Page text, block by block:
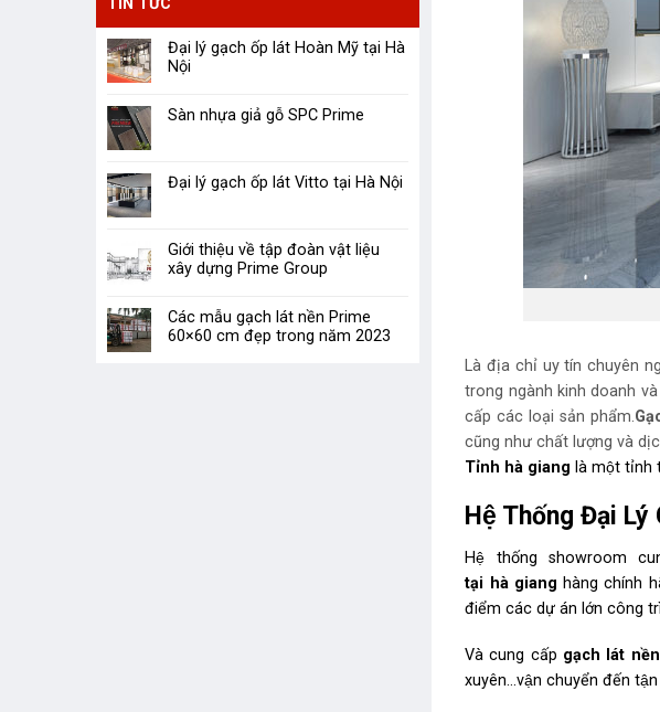
TIN TỨC
Đại lý gạch ốp lát Hoàn Mỹ tại Hà
Nội
Sàn nhựa giả gỗ SPC Prime
Đại lý gạch ốp lát Vitto tại Hà Nội
Giới thiệu về tập đoàn vật liệu
xây dựng Prime Group
Các mẫu gạch lát nền Prime
60×60 cm đẹp trong năm 2023
Là địa chỉ uy tín chuyên
trong ngành kinh doanh
cấp các loại sản phẩm.
cũng như chất lượng và
Tỉnh hà giang là một tỉnh
Hệ Thống Đại Lý
Hệ thống showroom
tại hàgiang hàng chính
điểm các dự án lớn công
Và cung cấp gạch lát
xuyên…vận chuyển đến